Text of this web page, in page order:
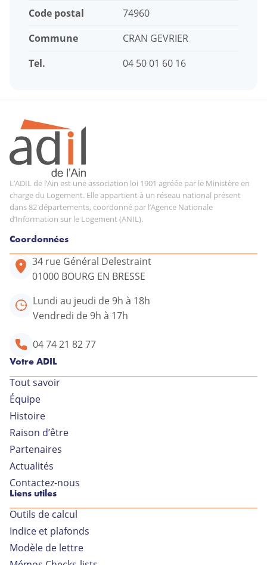
Code postal
74960
Commune
CRAN GEVRIER
Tel.
04 50 01 60 16
L’ADIL de l’Ain est une association loi 1901 agréée par le Ministère en
charge du Logement. Elle appartient à un réseau national présent
dans 82 départements, coordonné par l’Agence Nationale
d’Information sur le Logement (ANIL).
Votre ADIL
Tout savoir
Équipe
Histoire
Raison d’être
Partenaires
Actualités
Contactez-nous
Liens utiles
Outils de calcul
Indice et plafonds
Modèle de lettre
Coordonnées
34 rue Général Delestraint
01000 BOURG EN BRESSE
Lundi au jeudi de 9h à 18h
Vendredi de 9h à 17h
04 74 21 82 77